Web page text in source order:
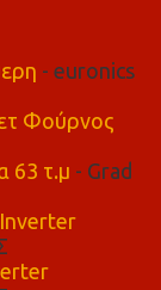
- euronics
Φούρνος
63 τ.μ - Grad
Inverter